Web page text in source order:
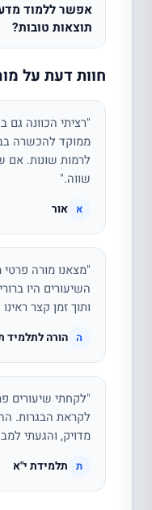
אפשר ללמוד
תוצאות טובות?
חוות דעת על
"רציתי הכוונה
ממוקד להכשרה
לרמות שונות. אם
שווה."
א אור
"מצאנו מורה
השיעורים היו
ותוך זמן קצר
ה הורה לתלמיד
"לקחתי שיעורים
לקראת הבגרות.
מדויק, והגעתי
ת תלמידת י"א